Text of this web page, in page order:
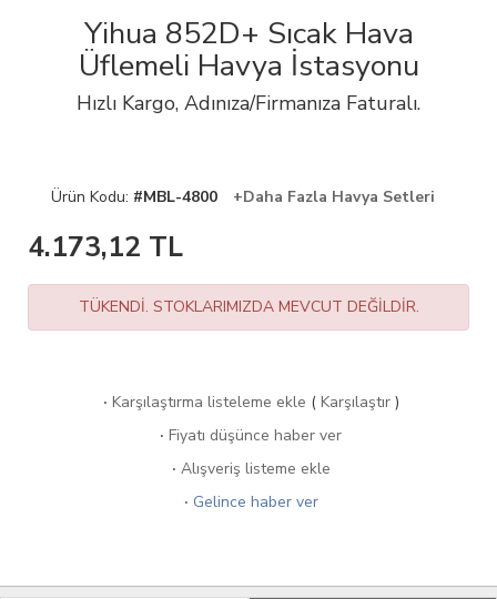
Yihua 852D+ Sıcak Hava
Üflemeli Havya İstasyonu
Hızlı Kargo, Adınıza/Firmanıza Faturalı.
Ürün Kodu: #MBL-4800 +Daha Fazla Havya Setleri
4.173,12 TL
TÜKENDİ. STOKLARIMIZDA MEVCUT DEĞİLDİR.
· Karşılaştırma listeleme ekle ( Karşılaştır)
· Fiyatı düşünce haber ver
· Alışveriş listeme ekle
· Gelince haber ver